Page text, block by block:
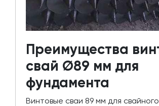
Преимущества
свай Ø89 мм для
фундамента
Винтовые сваи 89 мм для свайного